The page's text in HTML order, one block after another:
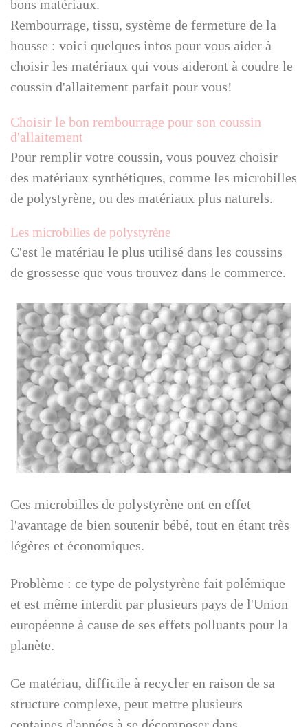
bons matériaux.
Rembourrage, tissu, système de fermeture de la
housse : voici quelques infos pour vous aider à
choisir les matériaux qui vous aideront à coudre le
coussin d'allaitement parfait pour vous!
Choisir le bon rembourrage pour son coussin
d'allaitement
Pour remplir votre coussin, vous pouvez choisir
des matériaux synthétiques, comme les microbilles
de polystyrène, ou des matériaux plus naturels.
Les microbilles de polystyrène
C'est le matériau le plus utilisé dans les coussins
de grossesse que vous trouvez dans le commerce.
Ces microbilles de polystyrène ont en effet
l'avantage de bien soutenir bébé, tout en étant très
légères et économiques.
Problème : ce type de polystyrène fait polémique
et est même interdit par plusieurs pays de l'Union
européenne à cause de ses effets polluants pour la
planète.
Ce matériau, difficile à recycler en raison de sa
structure complexe, peut mettre plusieurs